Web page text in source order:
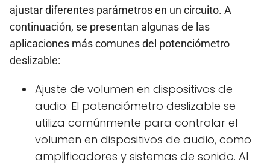
ajustar diferentes parámetros en un circuito. A
continuación, se presentan algunas de las
aplicaciones más comunes del potenciómetro
deslizable:
Ajuste de volumen en dispositivos de
audio: El potenciómetro deslizable se
utiliza comúnmente para controlar el
volumen en dispositivos de audio, como
amplificadores y sistemas de sonido. Al